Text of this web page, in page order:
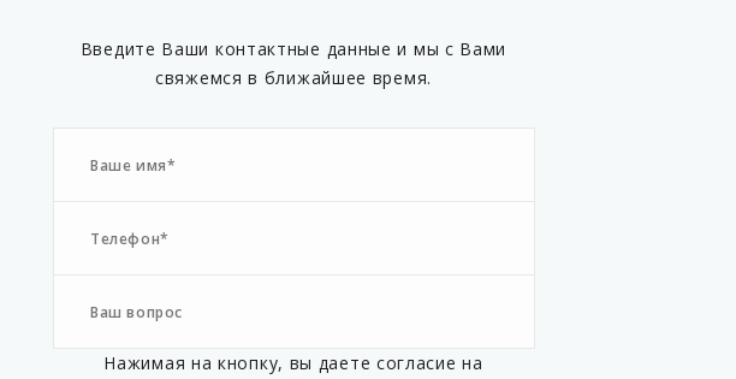
Введите Ваши контактные данные и мы с Вами
свяжемся в ближайшее время.
Нажимая на кнопку, вы даете согласие на